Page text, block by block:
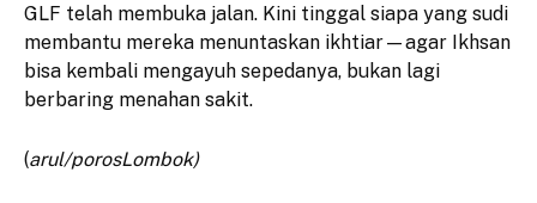
GLF telah membuka jalan. Kini tinggal siapa yang sudi
membantu mereka menuntaskan ikhtiar—agar Ikhsan
bisa kembali mengayuh sepedanya, bukan lagi
berbaring menahan sakit.
(arul/porosLombok)